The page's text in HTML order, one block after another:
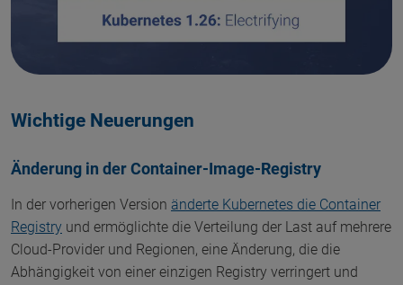
Wichtige Neuerungen
Änderung in der Container-Image-Registry
In der vorherigen Version änderte Kubernetes die Container
Registry und ermöglichte die Verteilung der Last auf mehrere
Cloud-Provider und Regionen, eine Änderung, die die
Abhängigkeit von einer einzigen Registry verringert und